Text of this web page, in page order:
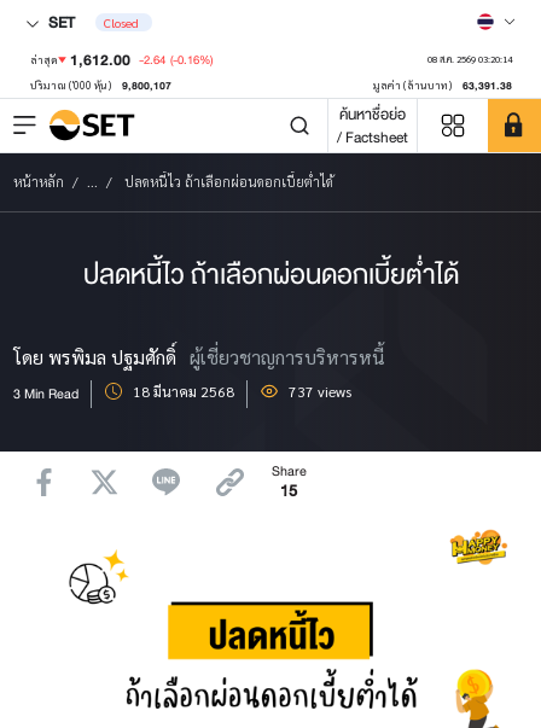
SET Closed
ล่าสุด 1,612.00 -2.64 (-0.16%) 08 ส.ค. 2569 03:20:14
ปริมาณ ('000 หุ้น) 9,800,107 มูลค่า (ล้านบาท) 63,391.38
ค้นหาชื่อย่อ
/ Factsheet
หน้าหลัก ... ปลดหนี้ไว ถ้าเลือกผ่อนดอกเบี้ยต่ำได้
ปลดหนี้ไว ถ้าเลือกผ่อนดอกเบี้ยต่ำได้
โดย พรพิมล ปฐมศักดิ์ ผู้เชี่ยวชาญการบริหารหนี้
3 Min Read 18 มีนาคม 2568 737 views
Share
15